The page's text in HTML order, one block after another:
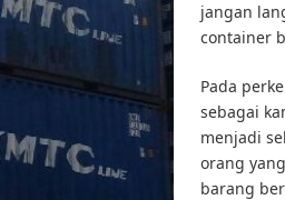
jangan
container
Pada
sebagai
menjadi
orang
barang